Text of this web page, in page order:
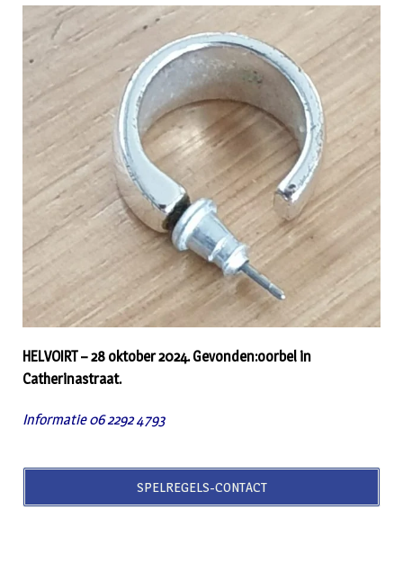
HELVOIRT – 28 oktober 2024. Gevonden:oorbel in
Catherinastraat.
Informatie 06 2292 4793
SPELREGELS-CONTACT